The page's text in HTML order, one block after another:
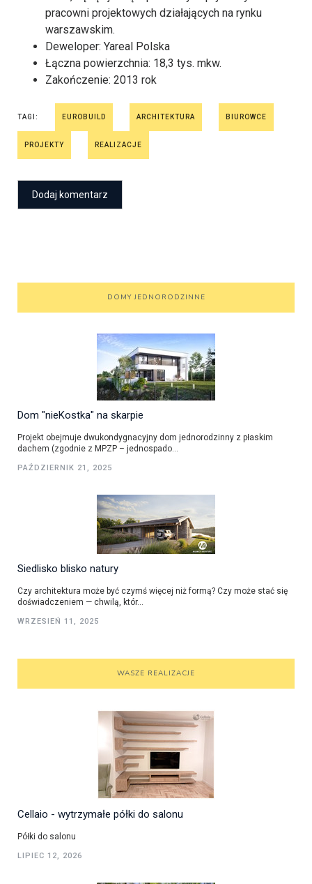
pracowni projektowych działających na rynku
warszawskim.
Deweloper: Yareal Polska
Łączna powierzchnia: 18,3 tys. mkw.
Zakończenie: 2013 rok
TAGI: EUROBUILD ARCHITEKTURA BIUROWCE
PROJEKTY REALIZACJE
DOMY JEDNORODZINNE
Dom "nieKostka" na skarpie
Projekt obejmuje dwukondygnacyjny dom jednorodzinny z płaskim
dachem (zgodnie z MPZP – jednospado...
PAŹDZIERNIK 21, 2025
Siedlisko blisko natury
Czy architektura może być czymś więcej niż formą? Czy może stać się
doświadczeniem — chwilą, któr...
WRZESIEŃ 11, 2025
WASZE REALIZACJE
Cellaio - wytrzymałe półki do salonu
Półki do salonu
LIPIEC 12, 2026